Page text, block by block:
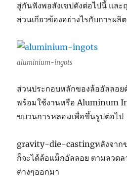
สู่กันฟังพอสังเขปดังต่อไปนี้ แล
ส่วนเกียวข้องอย่างไรกับการผลิ
aluminium-ingots
ส่วนประกอบหลักของล้ออัลลอ
พร้อมใช้งานหรือ Aluminum
ขบวนการหลอมเพื่อขึ้นรูปต่อไป
gravity-die-castingหลังจาก
ก็จะได้ล้อแม็กอัลลอย ตามลวด
ต่างๆออกมา